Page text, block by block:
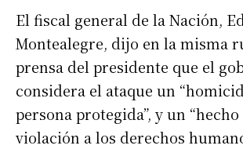
El fiscal general de la Nación,
Montealegre, dijo en la misma
prensa del presidente que el
considera el ataque un
persona protegida”, y un
violación a los derechos